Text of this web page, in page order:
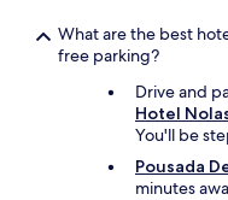
What are the best
free parking?
Drive and
Hotel
You'll be
Pousada
minutes